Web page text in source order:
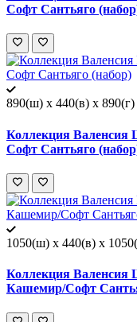
Софт Сантьяго
890(ш) x 440(в) x 890(г)
Коллекция
Софт Сантьяго
1050(ш) x 440(в) x
Коллекция Валенсия
Кашемир/Софт